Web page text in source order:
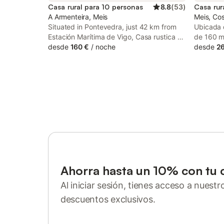
Casa rural para 10 personas 8.8(53)
A Armenteira, Meis
Situated in Pontevedra, just 42 km from
Estación Marítima de Vigo, Casa rustica o
busto features accommodation with an
desde 160 € / noche
Casa
Meis,
Ubicada
de 160
ciudad
la cocina
de
desde
Ahorra hasta un 10% con tu
Al iniciar sesión, tienes acceso a
descuentos exclusivos.